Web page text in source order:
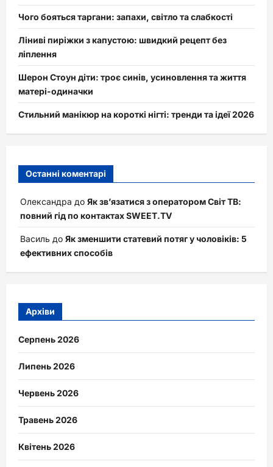
Чого бояться таргани: запахи, світло та слабкості
Ліниві пиріжки з капустою: швидкий рецепт без
ліплення
Шерон Стоун діти: троє синів, усиновлення та життя
матері-одиначки
Стильний манікюр на короткі нігті: тренди та ідеї 2026
Останні коментарі
Олександра до Як зв’язатися з оператором Світ ТВ:
повний гід по контактах SWEET.TV
Василь до Як зменшити статевий потяг у чоловіків: 5
ефективних способів
Архіви
Серпень 2026
Липень 2026
Червень 2026
Травень 2026
Квітень 2026